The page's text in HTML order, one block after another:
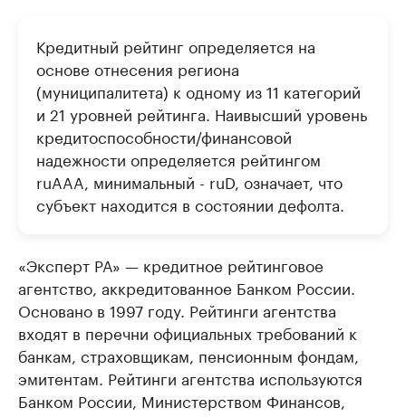
Кредитный рейтинг определяется на
основе отнесения региона
(муниципалитета) к одному из 11 категорий
и 21 уровней рейтинга. Наивысший уровень
кредитоспособности/финансовой
надежности определяется рейтингом
ruAAA, минимальный - ruD, означает, что
субъект находится в состоянии дефолта.
«Эксперт РА» — кредитное рейтинговое
агентство, аккредитованное Банком России.
Основано в 1997 году. Рейтинги агентства
входят в перечни официальных требований к
банкам, страховщикам, пенсионным фондам,
эмитентам. Рейтинги агентства используются
Банком России, Министерством Финансов,